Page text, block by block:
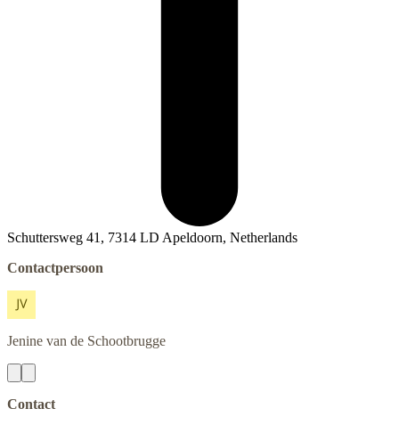
Schuttersweg 41, 7314 LD Apeldoorn, Netherlands
Contactpersoon
Jenine van de Schootbrugge
Contact